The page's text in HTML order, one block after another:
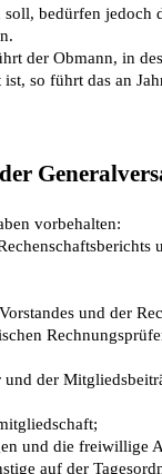
soll, bedürfen
der Obmann, in
so führt das an
vorbehalten:
und der
und der
und die freiwillige
auf der